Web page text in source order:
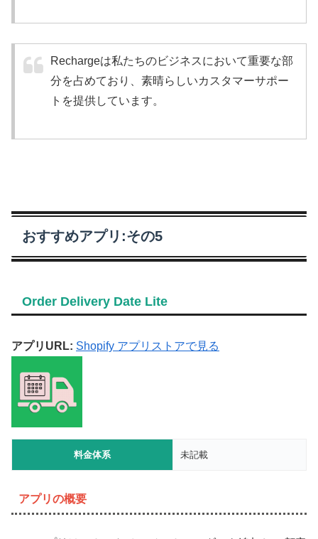
Rechargeは私たちのビジネスにおいて重要な部
分を占めており、素晴らしいカスタマーサポー
トを提供しています。
おすすめアプリ:その5
Order Delivery Date Lite
アプリURL: Shopify アプリストアで見る
料金体系 未記載
アプリの概要